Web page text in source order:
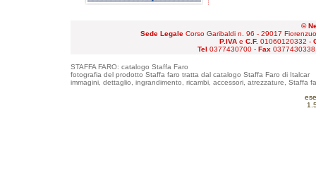
©
Sede Legale Corso Garibaldi n. 96 - 29017
P.IVAe C.F. 01060120332 -
Tel 0377430700 - Fax
STAFFA FARO: catalogo Staffa Faro
fotografia del prodotto Staffa faro tratta dal catalogo Staffa Faro di Italcar
immagini, dettaglio, ingrandimento, ricambi, accessori, atrezzature, Staffa